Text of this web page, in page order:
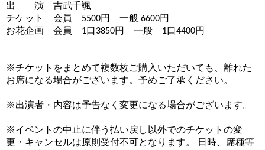
出 演 吉武千颯
チケット 会員 5500円 一般 6600円
お花企画 会員 1口3850円 一般 1口4400円
※チケットをまとめて複数枚ご購入いただいても、離れた
お席になる場合がございます。予めご了承ください。
※出演者・内容は予告なく変更になる場合がございます。
※イベントの中止に伴う払い戻し以外でのチケットの変
更・キャンセルは原則受付不可となります。 日時、席種等